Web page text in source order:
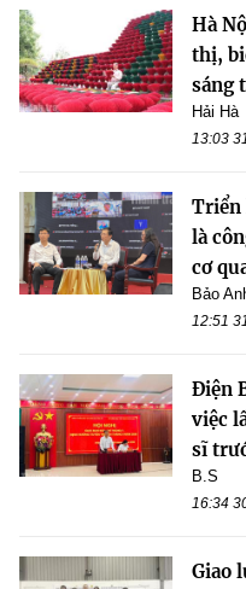
Hà
thị,
sáng
Hải Hà
13:03
Triển
là
cơ
Bảo
12:51
Điện
việc
sĩ
B.S
16:34
Giao